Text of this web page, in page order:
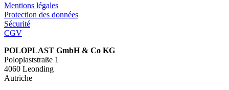
Mentions légales
Protection des données
Sécurité
CGV
POLOPLAST GmbH & Co KG
Poloplaststraße 1
4060 Leonding
Autriche